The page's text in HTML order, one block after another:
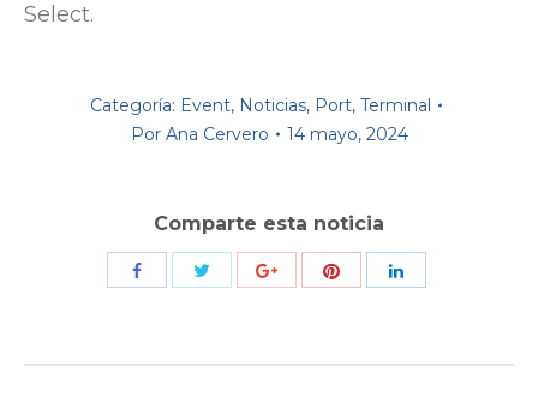
Select.
Categoría: Event, Noticias, Port, Terminal
Por Ana Cervero 14 mayo, 2024
Comparte esta noticia
Compartir
Compartir Compartir Compartir